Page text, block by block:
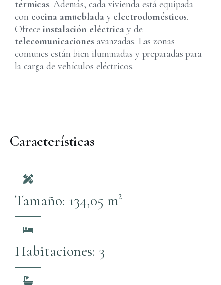
térmicas. Además, cada vivienda está equipada
con cocina amueblada y electrodomésticos.
Ofrece instalación eléctrica y de
telecomunicaciones avanzadas. Las zonas
comunes están bien iluminadas y preparadas para
la carga de vehículos eléctricos.
Características
Tamaño: 134,05 m²
Habitaciones: 3